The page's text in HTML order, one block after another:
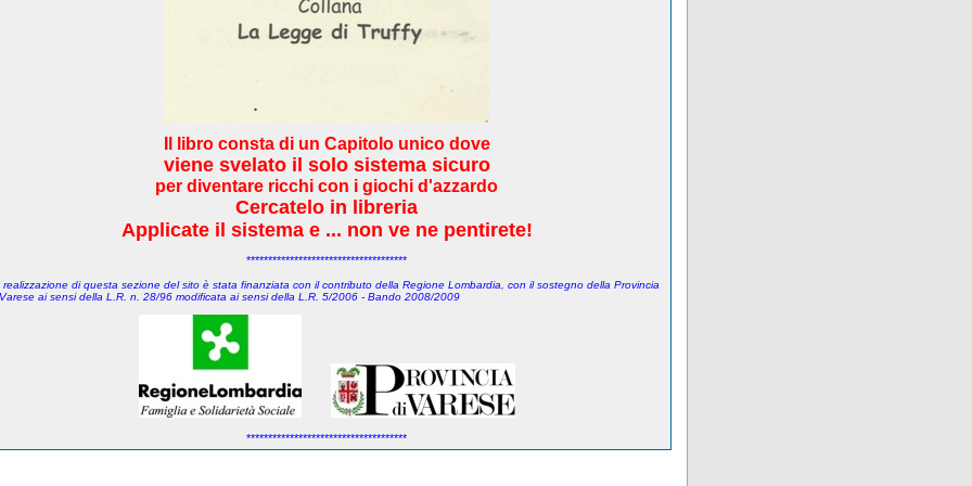
Il libro consta di un Capitolo unico dove
viene svelato il solo sistema sicuro
per diventare ricchi con i giochi d'azzardo
Cercatelo in libreria
Applicate il sistema e ... non ve ne pentirete!
*************************************
realizzazione di questa sezione del sito è stata finanziata con il contributo della Regione Lombardia, con il sostegno della Provincia
ai sensi della L.R. n. 28/96 modificata ai sensi della L.R. 5/2006 - Bando 2008/2009
*************************************